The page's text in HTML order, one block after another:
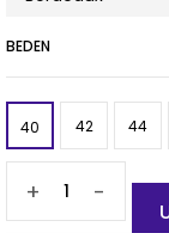
BEDEN
40 42 44
+ -